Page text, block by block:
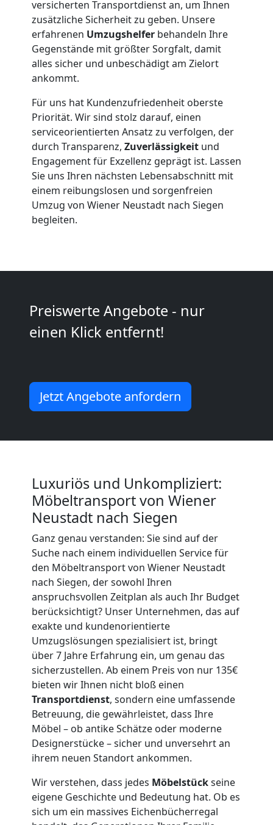
versicherten Transportdienst an, um Ihnen
zusätzliche Sicherheit zu geben. Unsere
erfahrenen Umzugshelfer behandeln Ihre
Gegenstände mit größter Sorgfalt, damit
alles sicher und unbeschädigt am Zielort
ankommt.
Für uns hat Kundenzufriedenheit oberste
Priorität. Wir sind stolz darauf, einen
serviceorientierten Ansatz zu verfolgen, der
durch Transparenz, Zuverlässigkeit und
Engagement für Exzellenz geprägt ist. Lassen
Sie uns Ihren nächsten Lebensabschnitt mit
einem reibungslosen und sorgenfreien
Umzug von Wiener Neustadt nach Siegen
begleiten.
Preiswerte Angebote - nur
einen Klick entfernt!
Jetzt Angebote anfordern
Luxuriös und Unkompliziert:
Möbeltransport von Wiener
Neustadt nach Siegen
Ganz genau verstanden: Sie sind auf der
Suche nach einem individuellen Service für
den Möbeltransport von Wiener Neustadt
nach Siegen, der sowohl Ihren
anspruchsvollen Zeitplan als auch Ihr Budget
berücksichtigt? Unser Unternehmen, das auf
exakte und kundenorientierte
Umzugslösungen spezialisiert ist, bringt
über 7 Jahre Erfahrung ein, um genau das
sicherzustellen. Ab einem Preis von nur 135€
bieten wir Ihnen nicht bloß einen
Transportdienst, sondern eine umfassende
Betreuung, die gewährleistet, dass Ihre
Möbel – ob antike Schätze oder moderne
Designerstücke – sicher und unversehrt an
ihrem neuen Standort ankommen.
Wir verstehen, dass jedes Möbelstückseine
eigene Geschichte und Bedeutung hat. Ob es
sich um ein massives Eichenbücherregal
Möbelmontage
Wiener
Neustadt
Möbeltransport
Wiener
Neustadt
Wiener
Neustadt
Umzug
Wiener
Umzug
Mann
LKW
Wiener
Neustadt
Kunsttransport
Wiener
Neustadt